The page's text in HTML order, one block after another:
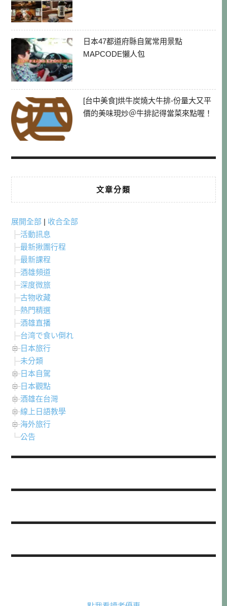
日本47都道府縣自駕常用景點
MAPCODE懶人包
[台中美食]烘牛炭燒大牛排-份量大又平
價的美味現炒＠牛排記得當菜來點喔！
文章分類
展開全部 | 收合全部
活動訊息
最新揪團行程
最新課程
酒雄頻道
深度微旅
古物收藏
熱門精選
酒雄直播
台湾で食い倒れ
日本旅行
未分類
日本自駕
日本觀點
酒雄在台灣
線上日語教學
海外旅行
公告